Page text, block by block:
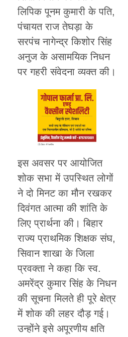
लिपिक पूनम कुमारी के पति,
पंचायत राज तेघड़ा के
सरपंच नागेन्द्र किशोर सिंह
अनुज के असामयिक निधन
पर गहरी संवेदना व्यक्त की।
इस अवसर पर आयोजित
शोक सभा में उपस्थित लोगों
ने दो मिनट का मौन रखकर
दिवंगत आत्मा की शांति के
लिए प्रार्थना की। बिहार
राज्य प्राथमिक शिक्षक संघ,
सिवान शाखा के जिला
प्रवक्ता ने कहा कि स्व.
अमरेंद्र कुमार सिंह के निधन
की सूचना मिलते ही पूरे क्षेत्र
में शोक की लहर दौड़ गई।
उन्होंने इसे अपूरणीय क्षति